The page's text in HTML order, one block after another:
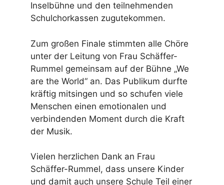
Inselbühne und den teilnehmenden
Schulchorkassen zugutekommen.
Zum großen Finale stimmten alle Chöre
unter der Leitung von Frau Schäffer-
Rummel gemeinsam auf der Bühne „We
are the World“ an. Das Publikum durfte
kräftig mitsingen und so schufen viele
Menschen einen emotionalen und
verbindenden Moment durch die Kraft
der Musik.
Vielen herzlichen Dank an Frau
Schäffer-Rummel, dass unsere Kinder
und damit auch unsere Schule Teil einer